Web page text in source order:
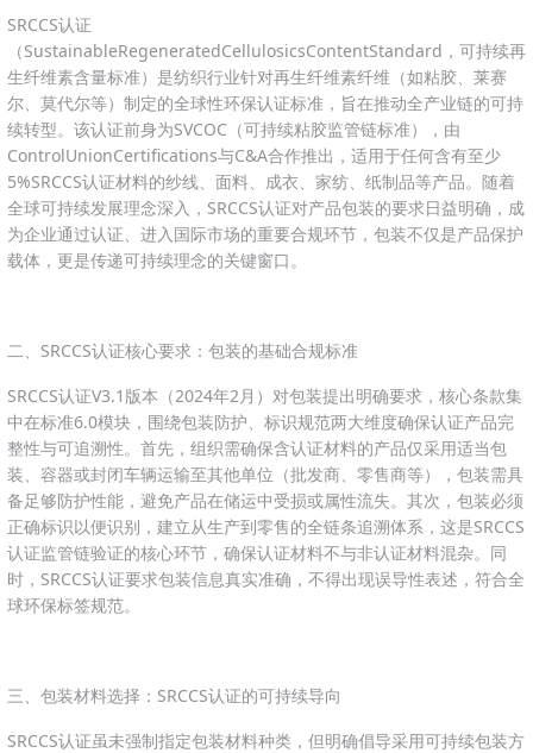
SRCCS认证
（SustainableRegeneratedCellulosicsContentStandard，可持续再
生纤维素含量标准）是纺织行业针对再生纤维素纤维（如粘胶、莱赛
尔、莫代尔等）制定的全球性环保认证标准，旨在推动全产业链的可持
续转型。该认证前身为SVCOC（可持续粘胶监管链标准），由
ControlUnionCertifications与C&A合作推出，适用于任何含有至少
5%SRCCS认证材料的纱线、面料、成衣、家纺、纸制品等产品。随着
全球可持续发展理念深入，SRCCS认证对产品包装的要求日益明确，成
为企业通过认证、进入国际市场的重要合规环节，包装不仅是产品保护
载体，更是传递可持续理念的关键窗口。
二、SRCCS认证核心要求：包装的基础合规标准
SRCCS认证V3.1版本（2024年2月）对包装提出明确要求，核心条款集
中在标准6.0模块，围绕包装防护、标识规范两大维度确保认证产品完
整性与可追溯性。首先，组织需确保含认证材料的产品仅采用适当包
装、容器或封闭车辆运输至其他单位（批发商、零售商等），包装需具
备足够防护性能，避免产品在储运中受损或属性流失。其次，包装必须
正确标识以便识别，建立从生产到零售的全链条追溯体系，这是SRCCS
认证监管链验证的核心环节，确保认证材料不与非认证材料混杂。同
时，SRCCS认证要求包装信息真实准确，不得出现误导性表述，符合全
球环保标签规范。
三、包装材料选择：SRCCS认证的可持续导向
SRCCS认证虽未强制指定包装材料种类，但明确倡导采用可持续包装方